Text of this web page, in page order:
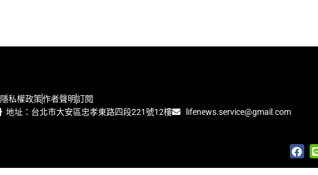
隱私權政策作者聲明訂閱
地址：台北市大安區忠孝東路四段221號12樓 lifenews.service@gmail.com